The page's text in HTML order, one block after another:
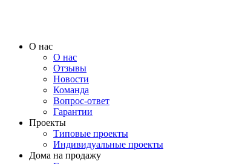
О нас
О нас
Отзывы
Новости
Команда
Вопрос-ответ
Гарантии
Проекты
Типовые проекты
Индивидуальные проекты
Дома на продажу